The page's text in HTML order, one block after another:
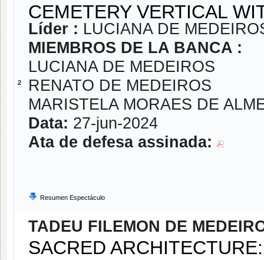
2
CEMETERY VERTICAL
Líder : LUCIANA DE
MIEMBROS DE LA BANCA :
LUCIANA DE MEDEIROS
RENATO DE MEDEIROS
MARISTELA MORAES DE
Data: 27-jun-2024
Ata de defesa assinada:
Resumen Espectáculo
TADEU FILEMON DE
SACRED